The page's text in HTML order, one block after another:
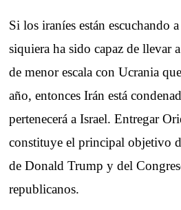
Si los iraníes están escuchando
siquiera ha sido capaz de llevar
de menor escala con Ucrania
año, entonces Irán está
pertenecerá a Israel. Entregar
constituye el principal objetivo
de Donald Trump y del
republicanos.